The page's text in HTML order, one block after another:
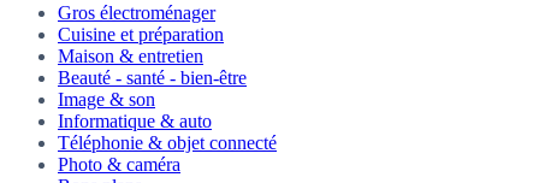
Gros électroménager
Cuisine et préparation
Maison & entretien
Beauté - santé - bien-être
Image & son
Informatique & auto
Téléphonie & objet connecté
Photo & caméra